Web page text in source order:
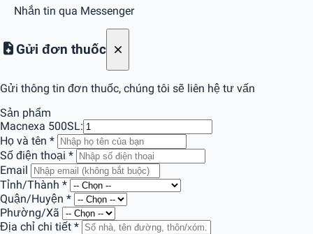
Nhắn tin qua Messenger
Gửi đơn thuốc
Gửi thông tin đơn thuốc, chúng tôi sẽ liên hệ tư vấn
Sản phẩm
Macnexa 500SL:
Họ và tên *
Số điện thoại *
Email
Tỉnh/Thành *
Quận/Huyện *
Phường/Xã
Địa chỉ chi tiết *